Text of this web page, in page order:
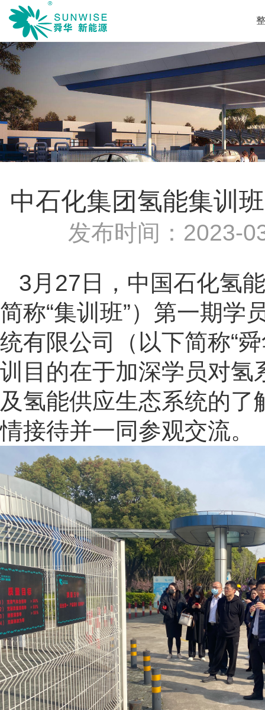
中石化集团氢能集训
发布时间： 2023-
3月27日，中国石化氢
简称“集训班”）第一期学
统有限公司（以下简称“
训目的在于加深学员对氢
及氢能供应生态系统的
情接待并一同参观交流。